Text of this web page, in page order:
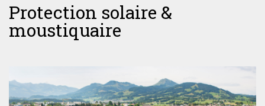
Protection solaire &
moustiquaire